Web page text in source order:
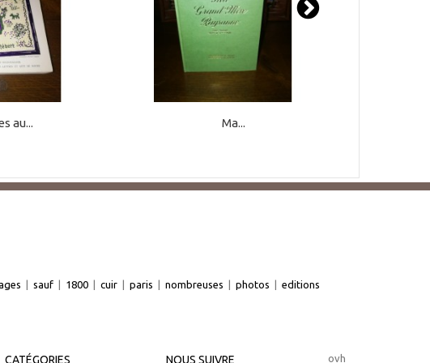
au... Ma...
| sauf | 1800 | cuir | paris | nombreuses | photos | editions
CATÉGORIES NOUS SUIVRE ovh